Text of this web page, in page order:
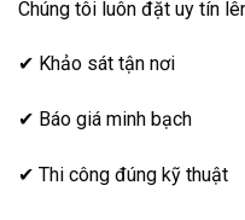
Chúng tôi luôn đặt uy tín
✔ Khảo sát tận nơi
✔ Báo giá minh bạch
✔ Thi công đúng kỹ thuật